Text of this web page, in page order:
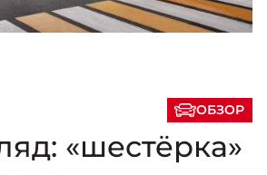
ОБЗОР
«шестёрка»